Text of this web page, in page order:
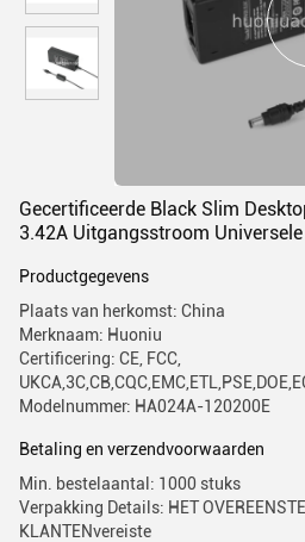
Gecertificeerde Black Slim
3.42A Uitgangsstroom
Productgegevens
Plaats van herkomst: China
Merknaam: Huoniu
Certificering: CE, FCC,
Modelnummer: HA024A-120200E
Betaling en verzendvoorwaarden
Min. bestelaantal: 1000 stuks
Verpakking Details: HET
KLANTENvereiste